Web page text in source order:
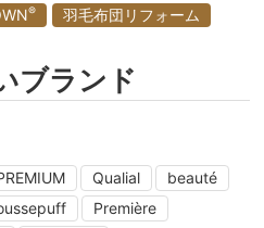
® 羽毛布団リフォーム
ブランド
Qualial
beauté
Première